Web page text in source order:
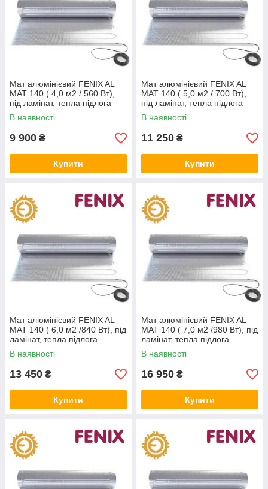
Мат алюмінієвий FENIX AL
MAT 140 ( 4,0 м2 / 560 Вт),
під ламінат, тепла підлога
електричний Фенікс
В наявності
9 900 ₴
Купити
Мат алюмінієвий FENIX AL
MAT 140 ( 5,0 м2 / 700 Вт),
під ламінат, тепла підлога
електричний Фенікс
В наявності
11 250 ₴
Купити
Мат алюмінієвий FENIX AL
MAT 140 ( 6,0 м2 /840 Вт), під
ламінат, тепла підлога
електричний Фенікс
В наявності
13 450 ₴
Купити
Мат алюмінієвий FENIX AL
MAT 140 ( 7,0 м2 /980 Вт), під
ламінат, тепла підлога
електричний Фенікс
В наявності
16 950 ₴
Купити